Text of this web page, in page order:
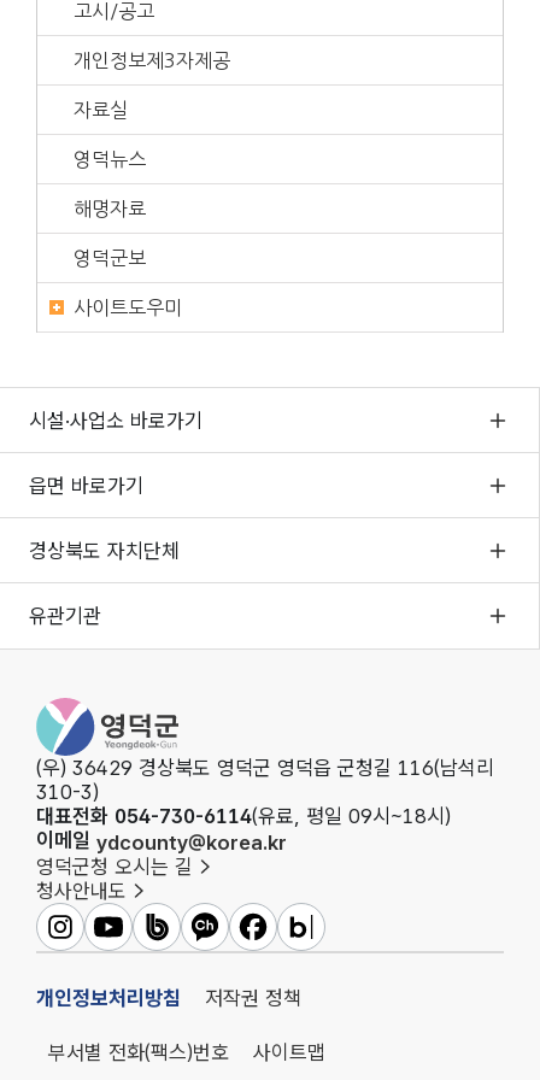
고시/공고
개인정보제3자제공
자료실
영덕뉴스
해명자료
영덕군보
사이트도우미
시설·사업소 바로가기
읍면 바로가기
경상북도 자치단체
유관기관
영덕군청
(우) 36429 경상북도 영덕군 영덕읍 군청길 116(남석리
310-3)
대표전화 054-730-6114(유료, 평일 09시~18시)
이메일 ydcounty@korea.kr
영덕군청 오시는 길
청사안내도
영덕군인스타그램
영덕군유튜브영덕군밴드영덕군카카오채널
영덕군페이스북
영덕군블로그
개인정보처리방침 저작권 정책
부서별 전화(팩스)번호 사이트맵